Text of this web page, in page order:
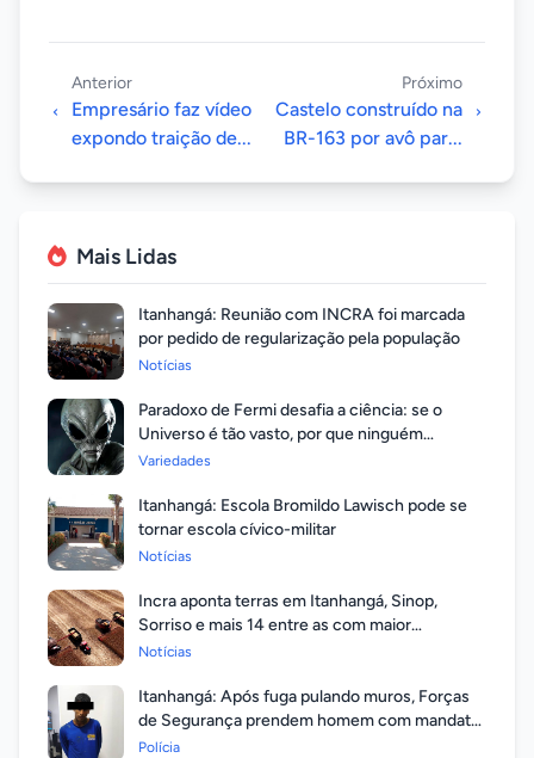
Anterior
Empresário faz vídeo
expondo traição de...
Próximo
Castelo construído na
BR-163 por avô par...
Mais Lidas
Itanhangá: Reunião com INCRA foi marcada
por pedido de regularização pela população
Notícias
Paradoxo de Fermi desafia a ciência: se o
Universo é tão vasto, por que ninguém
respondeu?
Variedades
Itanhangá: Escola Bromildo Lawisch pode se
tornar escola cívico-militar
Notícias
Incra aponta terras em Itanhangá, Sinop,
Sorriso e mais 14 entre as com maior
valorização
Notícias
Itanhangá: Após fuga pulando muros, Forças
de Segurança prendem homem com mandato
em aberto por homicídio
Polícia